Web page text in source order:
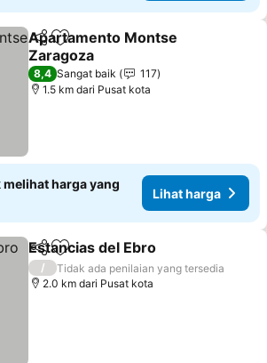
BagikanTambahkan ke favorit
Apartamento Montse
Zaragoza
Lihat harga
8,4 Sangat baik
117
1.5 km dari Pusat kota
harga yang
Lihat harga
BagikanTambahkan ke favorit
Estancias del Ebro
/
Tidak ada penilaian yang tersedia
2.0 km dari Pusat kota